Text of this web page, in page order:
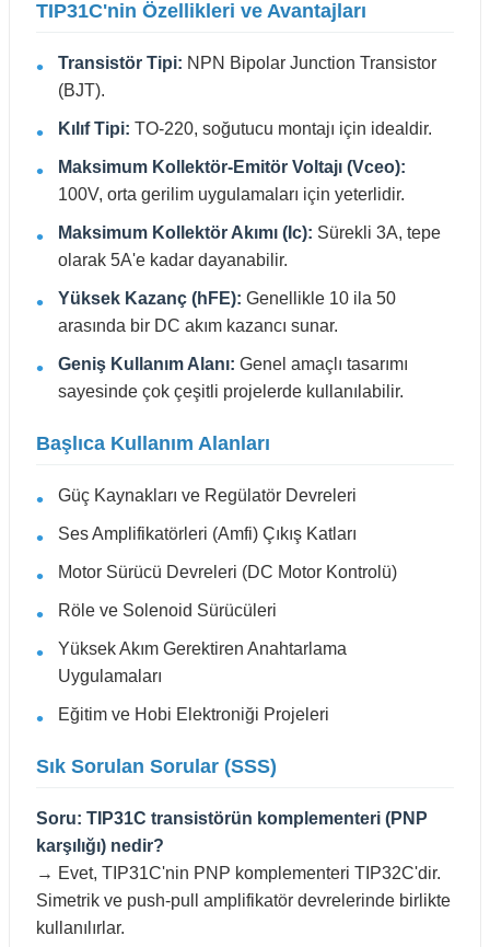
TIP31C'nin Özellikleri ve Avantajları
Transistör Tipi: NPN Bipolar Junction Transistor
(BJT).
Kılıf Tipi: TO-220, soğutucu montajı için idealdir.
Maksimum Kollektör-Emitör Voltajı (Vceo):
100V, orta gerilim uygulamaları için yeterlidir.
Maksimum Kollektör Akımı (Ic): Sürekli 3A, tepe
olarak 5A'e kadar dayanabilir.
Yüksek Kazanç (hFE): Genellikle 10 ila 50
arasında bir DC akım kazancı sunar.
Geniş Kullanım Alanı: Genel amaçlı tasarımı
sayesinde çok çeşitli projelerde kullanılabilir.
Başlıca Kullanım Alanları
Güç Kaynakları ve Regülatör Devreleri
Ses Amplifikatörleri (Amfi) Çıkış Katları
Motor Sürücü Devreleri (DC Motor Kontrolü)
Röle ve Solenoid Sürücüleri
Yüksek Akım Gerektiren Anahtarlama
Uygulamaları
Eğitim ve Hobi Elektroniği Projeleri
Sık Sorulan Sorular (SSS)
Soru: TIP31C transistörün komplementeri (PNP
karşılığı) nedir?
→ Evet, TIP31C'nin PNP komplementeri TIP32C'dir.
Simetrik ve push-pull amplifikatör devrelerinde birlikte
kullanılırlar.